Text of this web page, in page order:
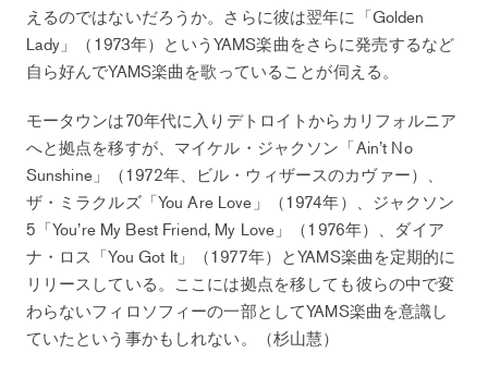
えるのではないだろうか。さらに彼は翌年に「Golden
Lady」（1973年）というYAMS楽曲をさらに発売するなど
自ら好んでYAMS楽曲を歌っていることが伺える。
モータウンは70年代に入りデトロイトからカリフォルニア
へと拠点を移すが、マイケル・ジャクソン「Ain’t No
Sunshine」（1972年、ビル・ウィザースのカヴァー）、
ザ・ミラクルズ「You Are Love」（1974年）、ジャクソン
5「You’re My Best Friend, My Love」（1976年）、ダイア
ナ・ロス「You Got It」（1977年）とYAMS楽曲を定期的に
リリースしている。ここには拠点を移しても彼らの中で変
わらないフィロソフィーの一部としてYAMS楽曲を意識し
ていたという事かもしれない。（杉山慧）